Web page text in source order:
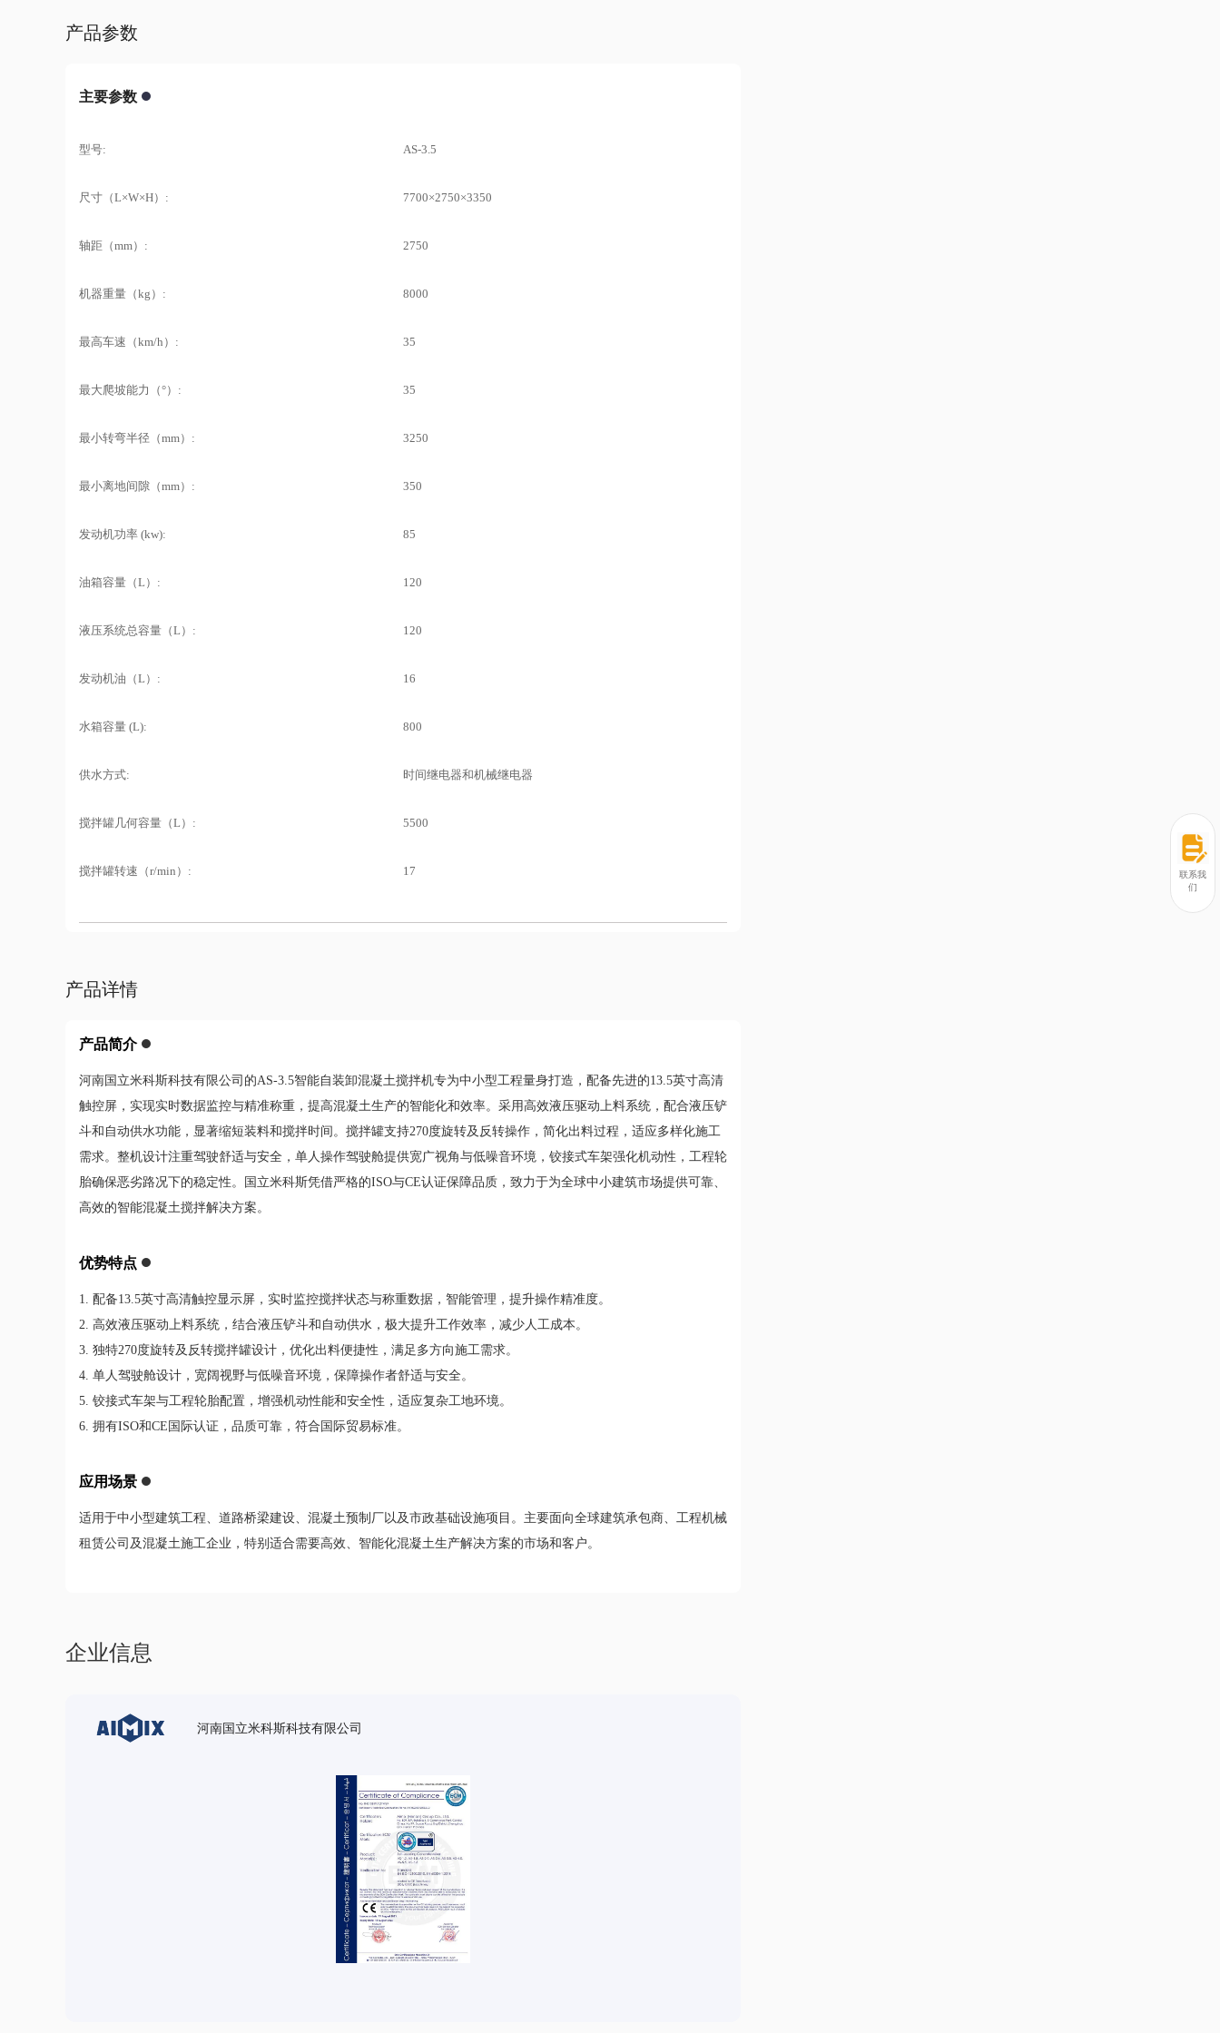
产品参数
主要参数
型号: AS-3.5
尺寸（L×W×H）: 7700×2750×3350
轴距（mm）: 2750
机器重量（kg）: 8000
最高车速（km/h）: 35
最大爬坡能力（°）: 35
最小转弯半径（mm）: 3250
最小离地间隙（mm）: 350
发动机功率 (kw): 85
油箱容量（L）: 120
液压系统总容量（L）: 120
发动机油（L）: 16
水箱容量 (L): 800
供水方式: 时间继电器和机械继电器
搅拌罐几何容量（L）: 5500
搅拌罐转速（r/min）: 17
产品详情
产品简介
河南国立米科斯科技有限公司的AS-3.5智能自装卸混凝土搅拌机专为中小型工程量身打造，配备先进的13.5英寸高清
触控屏，实现实时数据监控与精准称重，提高混凝土生产的智能化和效率。采用高效液压驱动上料系统，配合液压铲
斗和自动供水功能，显著缩短装料和搅拌时间。搅拌罐支持270度旋转及反转操作，简化出料过程，适应多样化施工
需求。整机设计注重驾驶舒适与安全，单人操作驾驶舱提供宽广视角与低噪音环境，铰接式车架强化机动性，工程轮
胎确保恶劣路况下的稳定性。国立米科斯凭借严格的ISO与CE认证保障品质，致力于为全球中小建筑市场提供可靠、
高效的智能混凝土搅拌解决方案。
优势特点
1. 配备13.5英寸高清触控显示屏，实时监控搅拌状态与称重数据，智能管理，提升操作精准度。
2. 高效液压驱动上料系统，结合液压铲斗和自动供水，极大提升工作效率，减少人工成本。
3. 独特270度旋转及反转搅拌罐设计，优化出料便捷性，满足多方向施工需求。
4. 单人驾驶舱设计，宽阔视野与低噪音环境，保障操作者舒适与安全。
5. 铰接式车架与工程轮胎配置，增强机动性能和安全性，适应复杂工地环境。
6. 拥有ISO和CE国际认证，品质可靠，符合国际贸易标准。
应用场景
适用于中小型建筑工程、道路桥梁建设、混凝土预制厂以及市政基础设施项目。主要面向全球建筑承包商、工程机械
租赁公司及混凝土施工企业，特别适合需要高效、智能化混凝土生产解决方案的市场和客户。
企业信息
河南国立米科斯科技有限公司
联系我
们